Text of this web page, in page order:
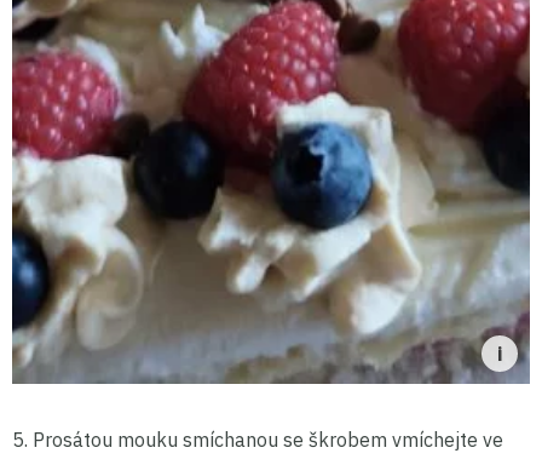
5. Prosátou mouku smíchanou se škrobem vmíchejte ve